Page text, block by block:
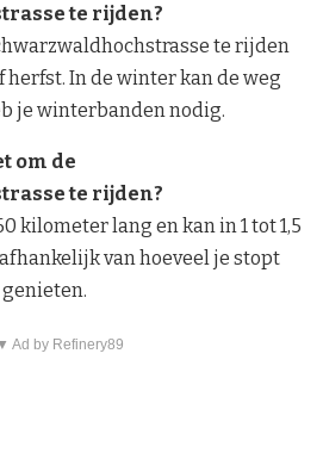
te rijden?
te rijden
herfst. In de winter kan de weg
je winterbanden nodig.
om de
te rijden?
kilometer lang en kan in 1 tot 1,5
van hoeveel je stopt
Ad by Refinery89